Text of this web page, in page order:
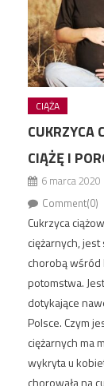
CIĄŻA
CUKRZYCA
CIĄŻĘ I
6 marca 2020
Comment(0)
Cukrzyca
ciężarnych,
chorobą
potomstwa.
dotykające
Polsce. Czym
ciężarnych ma
wykryta u